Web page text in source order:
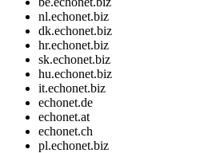
nl.echonet.biz
dk.echonet.biz
hr.echonet.biz
sk.echonet.biz
hu.echonet.biz
it.echonet.biz
echonet.de
echonet.at
echonet.ch
pl.echonet.biz